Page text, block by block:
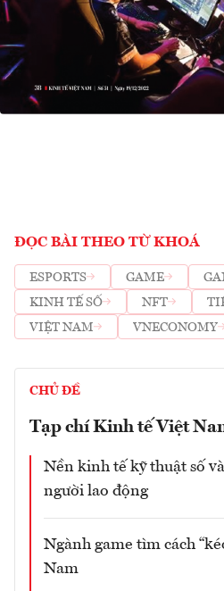
ĐỌC BÀI THEO TỪ KHOÁ
ESPORTS GAME
KINH TẾ SỐ
NFT
VIỆT NAM
VNECONOMY
CHỦ ĐỀ
Tạp chí Kinh tế Việt
Nền kinh tế kỹ thuật số
người lao động
Ngành game tìm cách
Nam